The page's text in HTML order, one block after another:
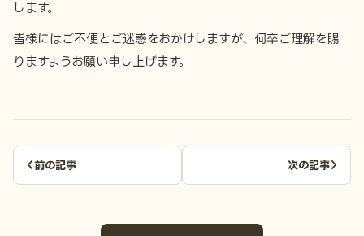
します。
皆様にはご不便とご迷惑をおかけしますが、何卒ご理解を賜
りますようお願い申し上げます。
前の記事 次の記事